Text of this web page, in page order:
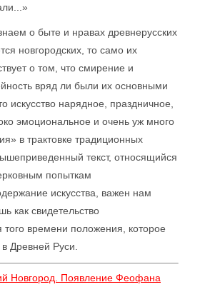
о быте и нравах древнерусских
новгородских, то само их
о том, что смирение и
вряд ли были их основными
искусство нарядное, праздничное,
эмоциональное и очень уж много
в трактовке традиционных
текст, относящийся
попыткам
искусства, важен нам
как свидетельство
того времени положения, которое
Древней Руси.
Новгород. Появление Феофана